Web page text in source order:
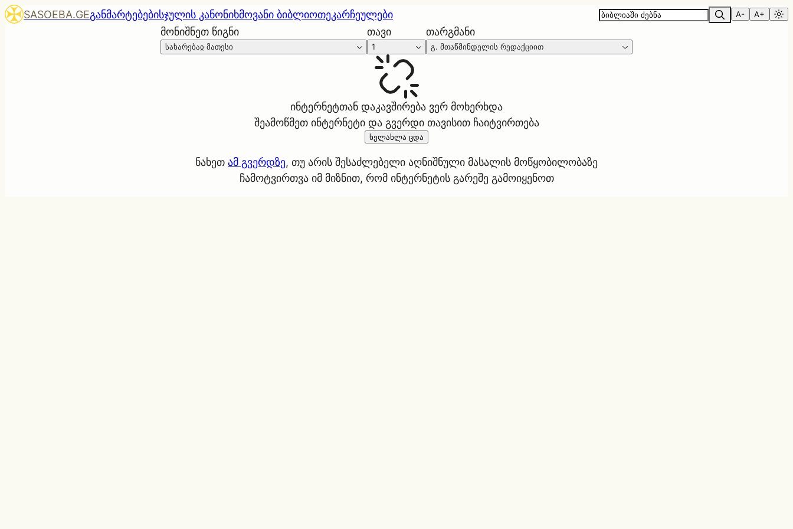
SASOEBA.GEგანმარტებებისჯულის კანონიხმოვანი ბიბლიოთეკარჩეულები A- A+
მონიშნეთ წიგნი
სახარებაჲ მათესი
თავი
1
თარგმანი
გ. მთაწმინდელის რედაქციით
ინტერნეტთან დაკავშირება ვერ მოხერხდა
შეამოწმეთ ინტერნეტი და გვერდი თავისით ჩაიტვირთება
ხელახლა ცდა
ნახეთ ამ გვერდზე, თუ არის შესაძლებელი აღნიშნული მასალის მოწყობილობაზე
ჩამოტვირთვა იმ მიზნით, რომ ინტერნეტის გარეშე გამოიყენოთ